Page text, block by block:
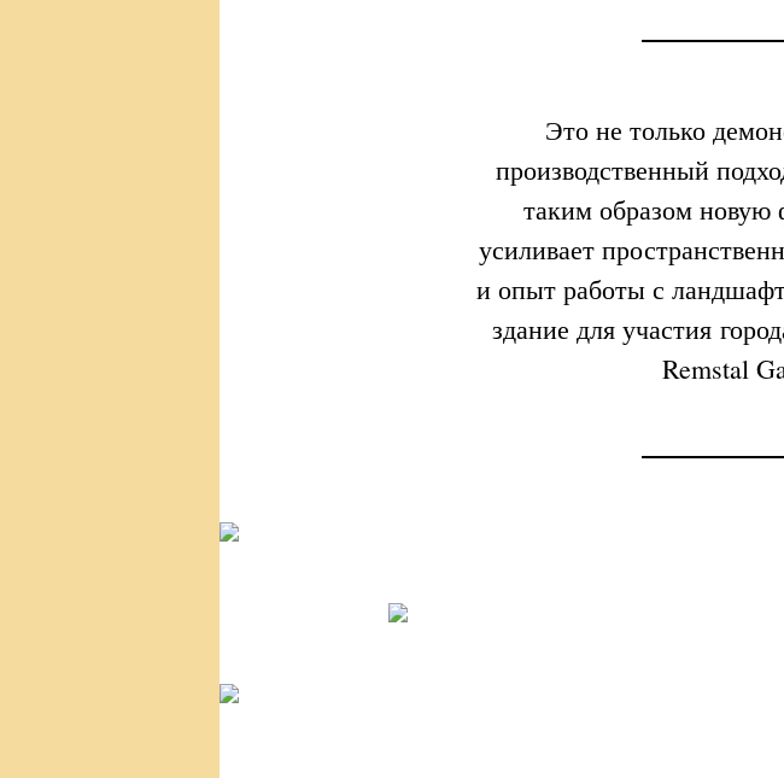
Это не только
производственный
таким образом
усиливает
и опыт работы с
здание для участия
Remstal